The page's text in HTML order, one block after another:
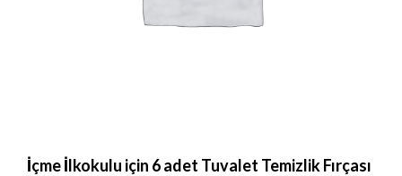
İçme İlkokulu için 6 adet Tuvalet Temizlik Fırçası